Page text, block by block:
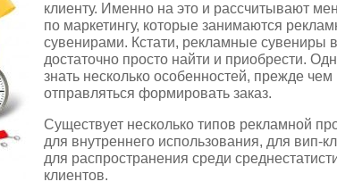
клиенту. Именно на это и рассчитывают
по маркетингу, которые занимаются
сувенирами. Кстати, рекламные сувениры
достаточно просто найти и приобрести.
знать несколько особенностей, прежде чем
отправляться формировать заказ.
Существует несколько типов рекламной
для внутреннего использования, для вип-
для распространения среди
клиентов.